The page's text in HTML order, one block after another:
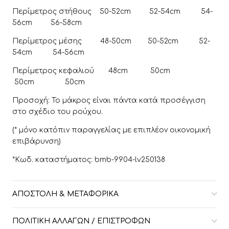
Περίμετρος στήθους 50-52cm 52-54cm 54-
56cm 56-58cm
Περίμετρος μέσης 48-50cm 50-52cm 52-
54cm 54-56cm
Περίμετρος κεφαλιού 48cm 50cm
50cm 50cm
Προσοχή: To μάκρος είναι πάντα κατά προσέγγιση
στο σχέδιο του ρούχου.
(* μόνο κατόπιν παραγγελίας με επιπλέον οικονομική
επιβάρυνση)
*Κωδ. καταστήματος: bmb-9904-lv250138
ΑΠΟΣΤΟΛΉ & ΜΕΤΑΦΟΡΙΚΆ
ΠΟΛΙΤΙΚΉ ΑΛΛΑΓΏΝ / ΕΠΙΣΤΡΟΦΏΝ